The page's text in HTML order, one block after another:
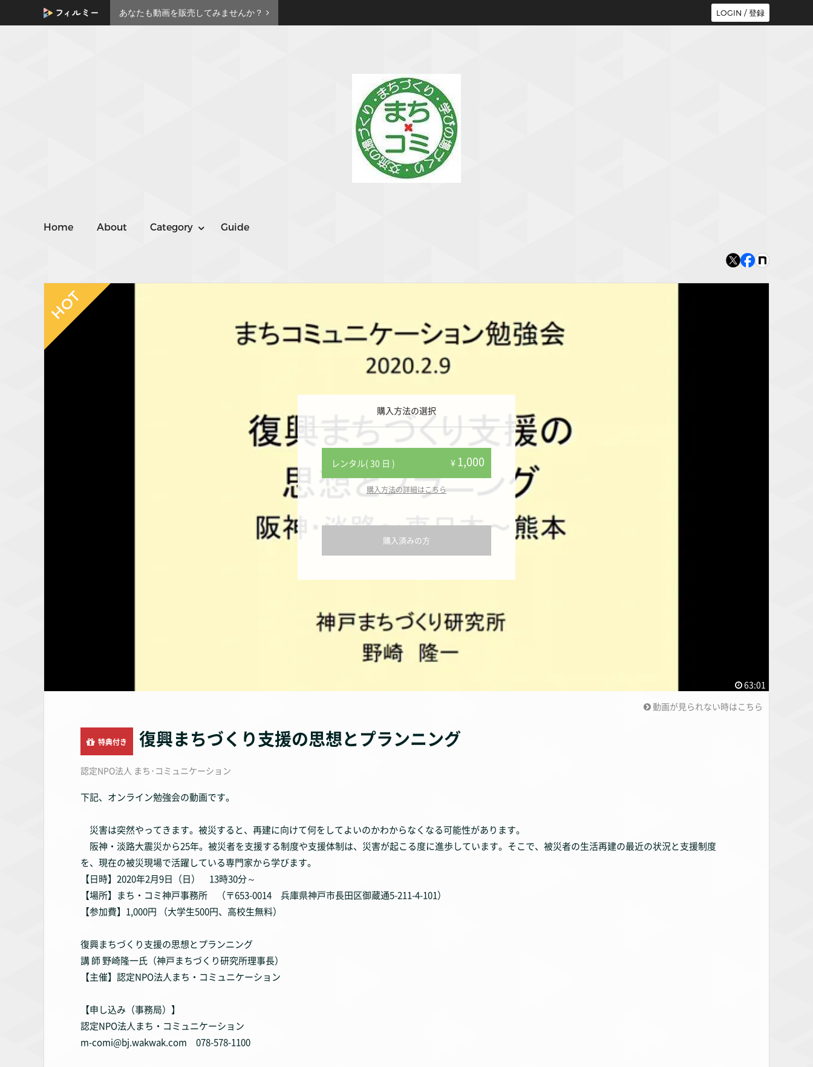
あなたも動画を販売してみませんか？ LOGIN / 登録
Home About Category Guide
購入方法の選択
レンタル( 30 日 ) ¥ 1,000
購入方法の詳細はこちら
購入済みの方
63:01
動画が見られない時はこちら
特典付き 復興まちづくり支援の思想とプランニング
認定NPO法人 まち･コミュニケーション
下記、オンライン勉強会の動画です。
災害は突然やってきます。被災すると、再建に向けて何をしてよいのかわからなくなる可能性があります。
阪神・淡路大震災から25年。被災者を支援する制度や支援体制は、災害が起こる度に進歩しています。そこで、被災者の生活再建の最近の状況と支援制度
を、現在の被災現場で活躍している専門家から学びます。
【日時】2020年2月9日（日） 13時30分～
【場所】まち・コミ神戸事務所 （〒653-0014 兵庫県神戸市長田区御蔵通5-211-4-101）
【参加費】1,000円 （大学生500円、高校生無料）
復興まちづくり支援の思想とプランニング
講 師 野崎隆一氏（神戸まちづくり研究所理事長）
【主催】認定NPO法人まち・コミュニケーション
【申し込み（事務局）】
認定NPO法人まち・コミュニケーション
m-comi@bj.wakwak.com 078-578-1100